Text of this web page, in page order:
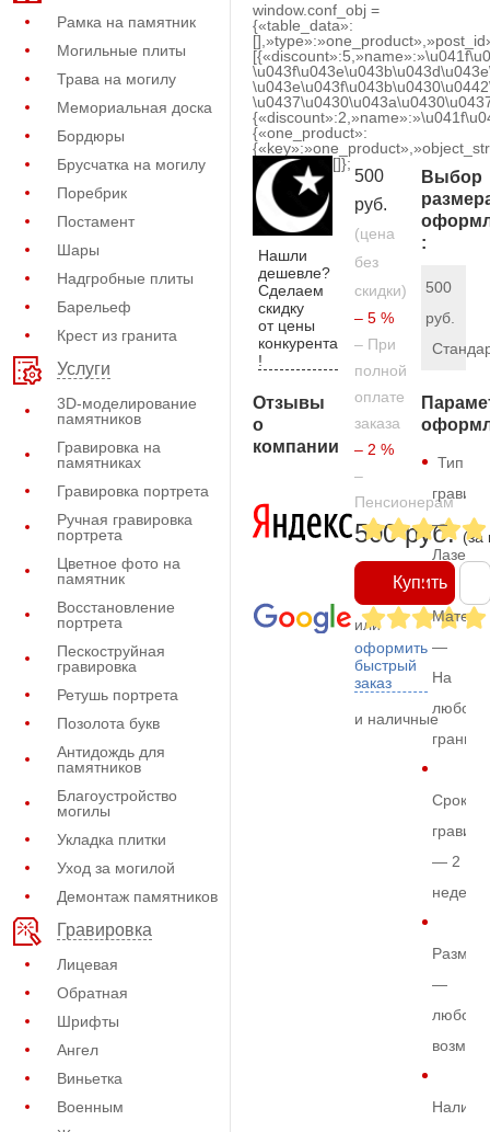
Рамка на памятник
Могильные плиты
Трава на могилу
Мемориальная доска
Бордюры
Брусчатка на могилу
Поребрик
Постамент
Шары
Надгробные плиты
Барельеф
Крест из гранита
Услуги
3D-моделирование
памятников
Гравировка на
памятниках
Гравировка портрета
Ручная гравировка
портрета
Цветное фото на
памятник
Восстановление
портрета
Пескоструйная
гравировка
Ретушь портрета
Позолота букв
Антидождь для
памятников
Благоустройство
могилы
Укладка плитки
Уход за могилой
Демонтаж памятников
Гравировка
Лицевая
Обратная
Шрифты
Ангел
Виньетка
Военным
window.conf_obj =
{«table_data»:
{«one_product»:
[]};
Нашли
дешевле?
Сделаем
скидку
от цены
конкурента
!
Отзывы
о
компании
500
руб.
(цена
без
скидки)
– 5 %
– При
полной
оплате
заказа
– 2 %
–
Пенсионерам
500 руб. (за
Купить
или
оформить
быстрый
заказ
и наличные
Выбор
:
500
руб.
Тип
—
—
На
любом
граните
Срок
— 2
недели
Размер
—
любой